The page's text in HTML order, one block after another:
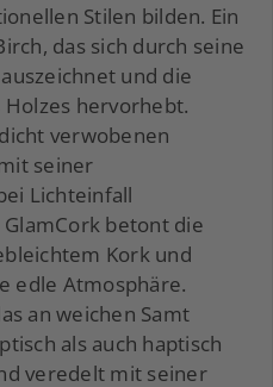
Stilen bilden. Ein
das sich durch seine
und die
hervorhebt.
verwobenen
seiner
Lichteinfall
betont die
Kork und
edle Atmosphäre.
an weichen Samt
als auch haptisch
veredelt mit seiner